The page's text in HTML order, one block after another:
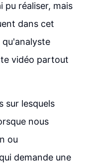
pu réaliser, mais
dans cet
vidéo partout
sur lesquels
nous
ou
demande une